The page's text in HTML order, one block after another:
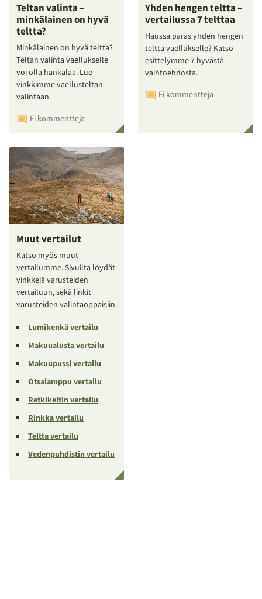
Teltan valinta –
minkälainen on hyvä
teltta?
Minkälainen on hyvä teltta?
Teltan valinta vaellukselle
voi olla hankalaa. Lue
vinkkimme vaellusteltan
valintaan.
Ei kommentteja
Yhden hengen teltta –
vertailussa 7 telttaa
Haussa paras yhden hengen
teltta vaellukselle? Katso
esittelymme 7 hyvästä
vaihtoehdosta.
Ei kommentteja
Muut vertailut
Katso myös muut
vertailumme. Sivuilta löydät
vinkkejä varusteiden
vertailuun, sekä linkit
varusteiden valintaoppaisiin.
Lumikenkä vertailu
Makuualusta vertailu
Makuupussi vertailu
Otsalamppu vertailu
Retkikeitin vertailu
Rinkka vertailu
Teltta vertailu
Vedenpuhdistin vertailu